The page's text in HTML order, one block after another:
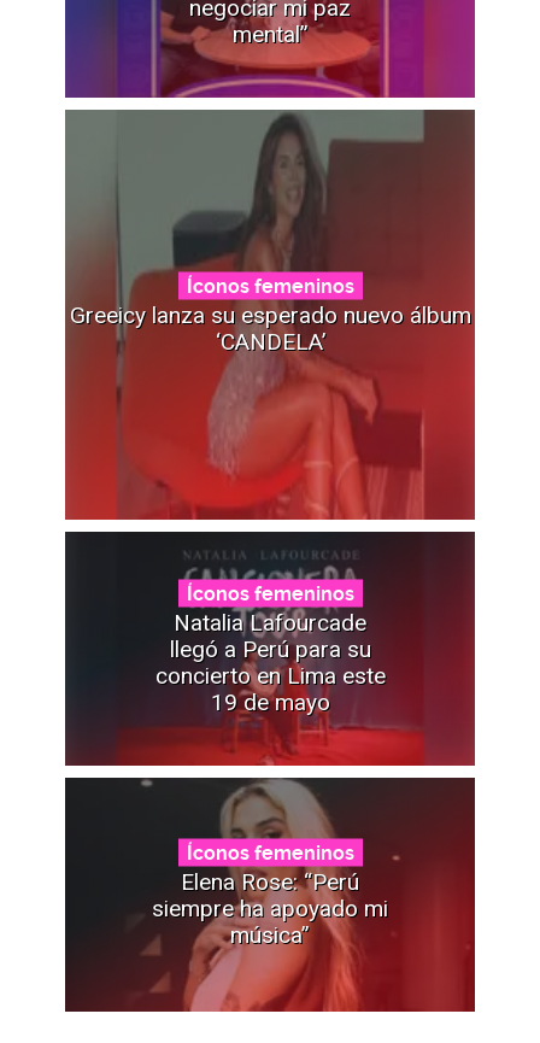
negociar mi paz
mental”
Íconos femeninos
Greeicy lanza su esperado nuevo álbum
‘CANDELA’
Íconos femeninos
Natalia Lafourcade
llegó a Perú para su
concierto en Lima este
19 de mayo
Íconos femeninos
Elena Rose: “Perú
siempre ha apoyado mi
música”